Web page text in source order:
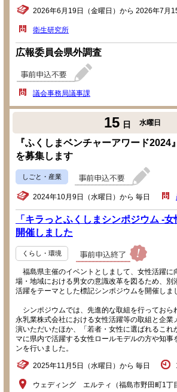
2026年6月19日（金曜日）から 2026年7月
衛生研究所
広報委員会県外調査
議会事務局議事課
15 日 水曜日
『ふくしまベンチャーアワード2024
を募集します
しごと・産業
2024年10月9日（水曜日）から 毎日
「キラっとふくしまシンポジウム -
開催しました
くらし・環境
福島県主催のイベントとしまして、女性活躍に
場・地域における男女の意識改革を図るため、別
活躍をテーマとした標記シンポジウムを開催しま
シンポジウムでは、先進的な取組を行っておら
永乳業株式会社における女性活躍等の取組と企業
演いただいたほか、「若者・女性に選ばれるこれ
マに県内で活躍する女性ロールモデルの方や知事
ンを行いました。
2025年11月5日（水曜日）から 毎日
ウェディング エルティ（福島市野田町1丁